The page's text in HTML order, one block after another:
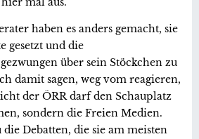
haben es anders gemacht, sie
gesetzt und die
über sein Stöckchen zu
damit sagen, weg vom reagieren,
der ÖRR darf den Schauplatz
sondern die Freien Medien.
Debatten, die sie am meisten